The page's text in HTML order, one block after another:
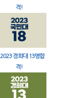
격!
2023 경희대 13명합
격!